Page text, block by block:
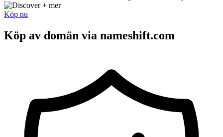
+ mer
Köp nu
Köp av domän via nameshift.com